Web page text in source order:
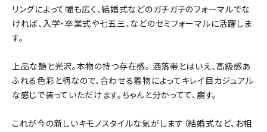
リングによって幅も広く、結婚式などのガチガチのフォーマルでな
ければ、入学・卒業式や七五三、などのセミフォーマルに活躍しま
す。
上品な艶と光沢。本物の持つ存在感。 洒落帯とはいえ、高級感あ
ふれる色彩と柄なので、合わせる着物によってキレイ目カジュアル
な感じで装っていただけます。ちゃんと分かってて、崩す。
これが今の新しいキモノスタイルな気がします（結婚式など、お相